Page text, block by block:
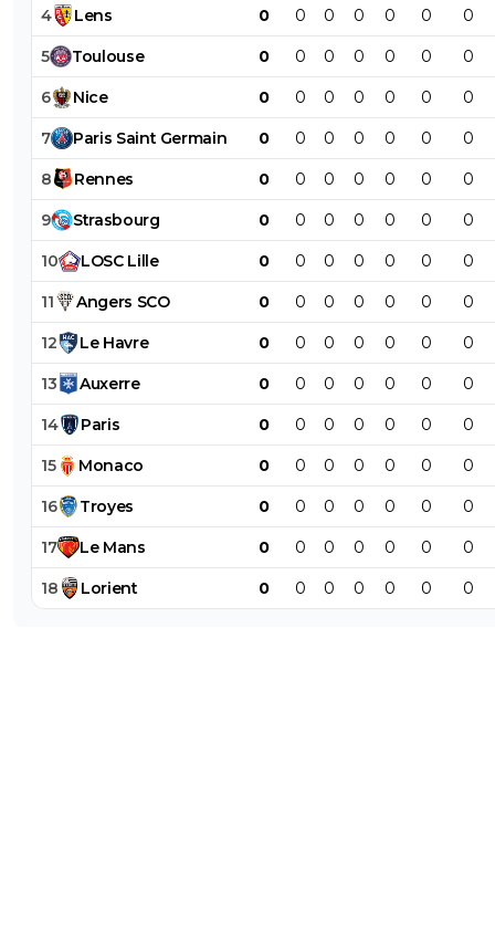
4 Lens 0 0 0 0 0 0 0
5 Toulouse 0 0 0 0 0 0 0
6 Nice 0 0 0 0 0 0 0
7 Paris Saint Germain 0 0 0 0 0 0 0
8 Rennes 0 0 0 0 0 0 0
9 Strasbourg 0 0 0 0 0 0 0
10 LOSC Lille 0 0 0 0 0 0 0
11 Angers SCO 0 0 0 0 0 0 0
12 Le Havre 0 0 0 0 0 0 0
13 Auxerre 0 0 0 0 0 0 0
14 Paris 0 0 0 0 0 0 0
15 Monaco 0 0 0 0 0 0 0
16 Troyes 0 0 0 0 0 0 0
17 Le Mans 0 0 0 0 0 0 0
18 Lorient 0 0 0 0 0 0 0